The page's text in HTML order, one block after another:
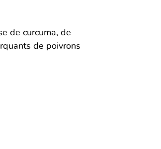
de curcuma, de
de poivrons